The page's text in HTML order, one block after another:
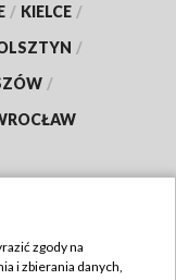
/ KIELCE /
/
/
zgody na
i zbierania danych,